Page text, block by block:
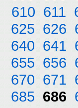
610 611
625 626
640 641
655 656
670 671
685 686